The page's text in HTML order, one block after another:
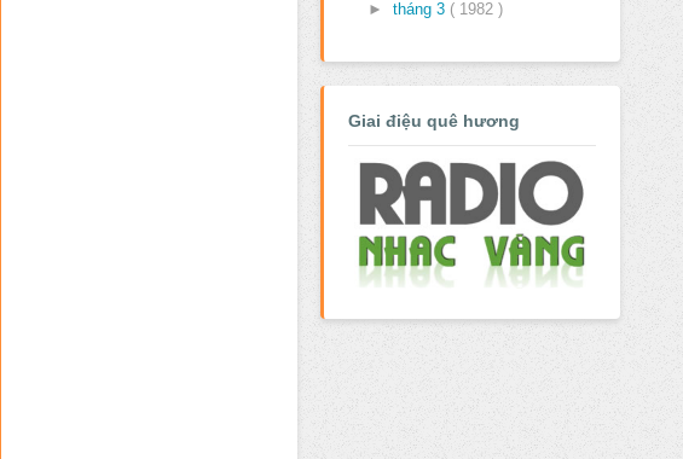
► tháng 3 ( 1982 )
Giai điệu quê hương